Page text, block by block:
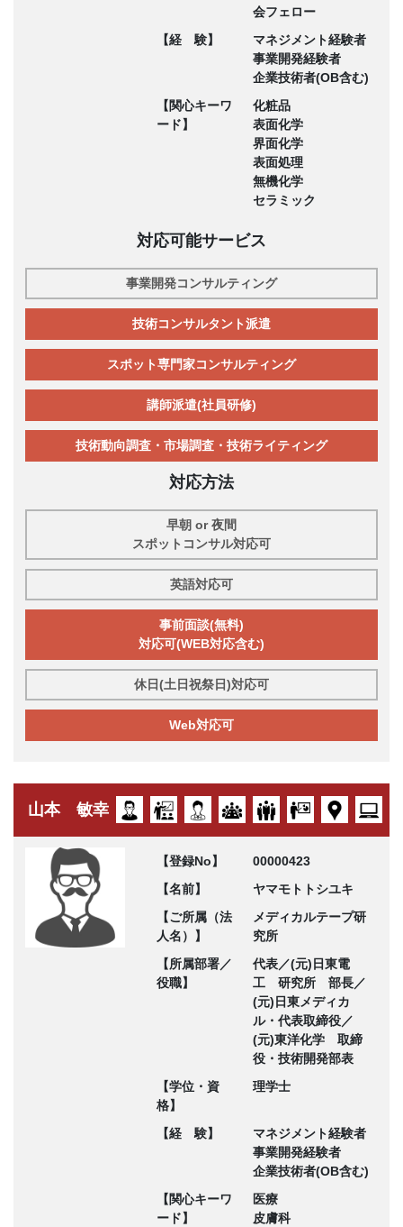
会フェロー
【経 験】
マネジメント経験者
事業開発経験者
企業技術者(OB含む)
【関心キーワ
ード】
化粧品
表面化学
界面化学
表面処理
無機化学
セラミック
対応可能サービス
事業開発コンサルティング
技術コンサルタント派遣
スポット専門家コンサルティング
講師派遣(社員研修)
技術動向調査・市場調査・技術ライティング
対応方法
早朝 or 夜間
スポットコンサル対応可
英語対応可
事前面談(無料)
対応可(WEB対応含む)
休日(土日祝祭日)対応可
Web対応可
山本 敏幸
【登録No】
00000423
【名前】
ヤマモトトシユキ
【ご所属（法
人名）】
メディカルテープ研
究所
【所属部署／
役職】
代表／(元)日東電
工 研究所 部長／
(元)日東メディカ
ル・代表取締役／
(元)東洋化学 取締
役・技術開発部表
【学位・資
格】
理学士
【経 験】
マネジメント経験者
事業開発経験者
企業技術者(OB含む)
【関心キーワ
ード】
医療
皮膚科